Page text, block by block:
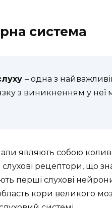
система
– одна з
з виникненням у неї
являють собою
рецептори, що
перші слухові
кори великого